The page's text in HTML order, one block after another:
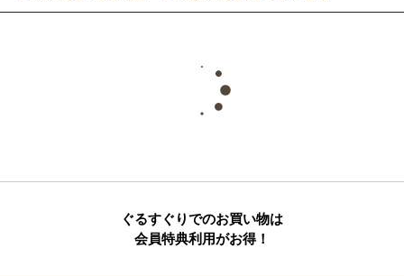
ぐるすぐりでのお買い物は
会員特典利用がお得！